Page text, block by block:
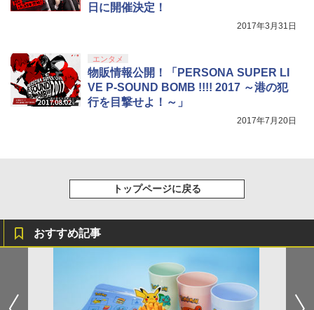
￥8,698
5
【Amazon.co.jp限定】劇場版モノノ怪
第三章 蛇神 (オリジナル特典:オリジナル
巾着＋メーカー特典:【坤と離】二振りの
剣、十翼より来たる！スタジオ描き下ろ
日に開催決定！
2017年3月31日
エンタメ
物販情報公開！「PERSONA SUPER LI
VE P-SOUND BOMB !!!! 2017 ～港の犯
行を目撃せよ！～」
2017年7月20日
トップページに戻る
おすすめ記事